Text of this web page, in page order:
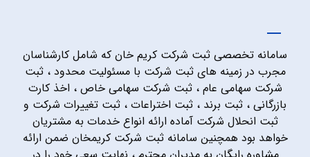
سامانه تخصصی ثبت شرکت کریم خان که شامل کارشناسان
مجرب در زمینه های ثبت شرکت با مسئولیت محدود ، ثبت
شرکت سهامی عام ، ثبت شرکت سهامی خاص ، اخذ کارت
بازرگانی ، ثبت برند ، ثبت اختراعات ، ثبت تغییرات شرکت و
ثبت انحلال شرکت آماده ارائه انواع خدمات به مشتریان
خواهد بود همچنین سامانه ثبت شرکت کریمخان ضمن ارائه